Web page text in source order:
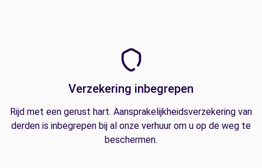
Verzekering inbegrepen
Rijd met een gerust hart. Aansprakelijkheidsverzekering van
derden is inbegrepen bij al onze verhuur om u op de weg te
beschermen.